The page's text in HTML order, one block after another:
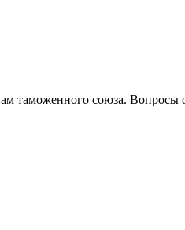
таможенного союза. Вопросы